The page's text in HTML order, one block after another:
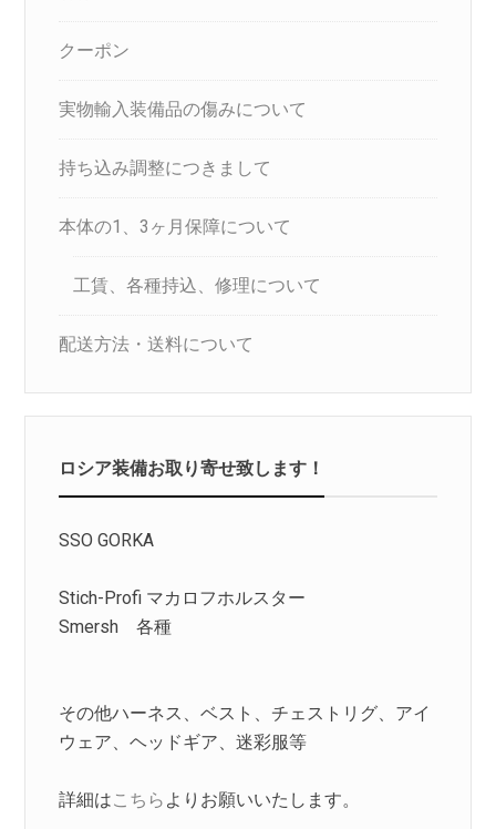
クーポン
実物輸入装備品の傷みについて
持ち込み調整につきまして
本体の1、3ヶ月保障について
工賃、各種持込、修理について
配送方法・送料について
ロシア装備お取り寄せ致します！
SSO GORKA
Stich-Profi マカロフホルスター
Smersh 各種
その他ハーネス、ベスト、チェストリグ、アイ
ウェア、ヘッドギア、迷彩服等
詳細はこちら よりお願いいたします。